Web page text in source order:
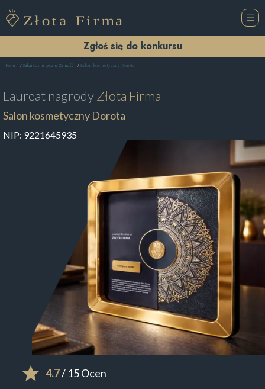
Zgłoś się do konkursu
Home Salon Kosmetyczny Zamość Salon kosmetyczny Dorota
Laureat nagrodyZłota Firma
Salon kosmetyczny Dorota
NIP: 9221645935
4.7/ 15 Ocen